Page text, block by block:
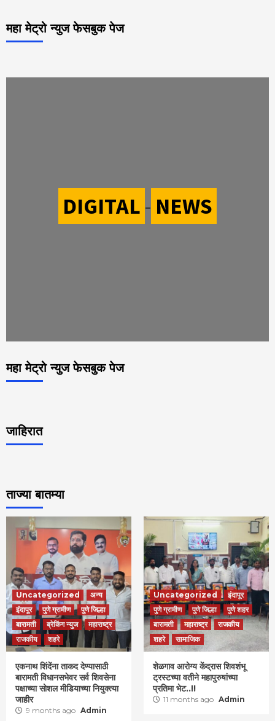
महा मेट्रो न्युज फेसबुक पेज
DIGITAL - NEWS
महा मेट्रो न्युज फेसबुक पेज
जाहिरात
ताज्या बातम्या
Uncategorized
अन्य
इंदापूर
पुणे ग्रामीण
पुणे जिल्हा
बारामती
ब्रेकिंग न्युज
महाराष्ट्र
राजकीय
शहरे
एकनाथ शिंदेंना ताकद देण्यासाठी
बारामती विधानसभेवर सर्व शिवसेना
पक्षाच्या सोशल मीडियाच्या नियुक्त्या
जाहीर
9 months ago Admin
Uncategorized
इंदापूर
पुणे ग्रामीण
पुणे जिल्हा
पुणे शहर
बारामती
महाराष्ट्र
राजकीय
शहरे
सामाजिक
शेळगाव आरोग्य केंद्रास शिवशंभू
ट्रस्टच्या वतीने महापुरुषांच्या
प्रतिमा भेट..!!
11 months ago Admin